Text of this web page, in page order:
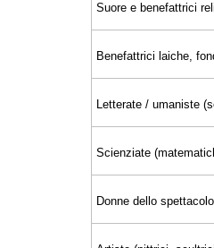
Suore e benefattrici
Benefattrici laiche,
Letterate / umaniste
Scienziate
Donne dello